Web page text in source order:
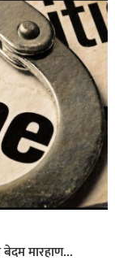
बेदम मारहाण…